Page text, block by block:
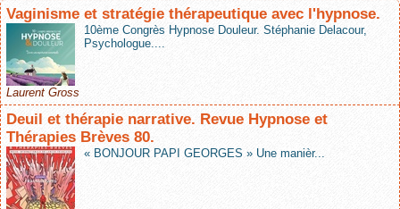
Vaginisme et stratégie thérapeutique avec l'hypnose.
10ème Congrès Hypnose Douleur. Stéphanie Delacour,
Psychologue....
Laurent Gross
Deuil et thérapie narrative. Revue Hypnose et
Thérapies Brèves 80.
« BONJOUR PAPI GEORGES » Une manièr...